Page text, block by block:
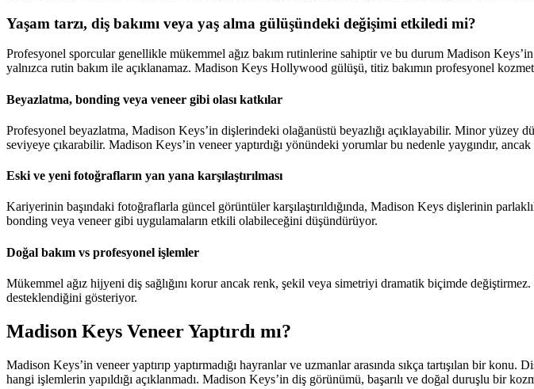
Yaşam tarzı, diş bakımı veya yaş alma gülüşündeki değişimi etkiledi mi?
Profesyonel sporcular genellikle mükemmel ağız bakım rutinlerine sahiptir ve bu durum Madison
yalnızca rutin bakım ile açıklanamaz. Madison Keys Hollywood gülüşü, titiz bakımın profesyonel
Beyazlatma, bonding veya veneer gibi olası katkılar
Profesyonel beyazlatma, Madison Keys’in dişlerindeki olağanüstü beyazlığı açıklayabilir. Minor
seviyeye çıkarabilir. Madison Keys’in veneer yaptırdığı yönündeki yorumlar bu nedenle yaygındır,
Eski ve yeni fotoğrafların yan yana karşılaştırılması
Kariyerinin başındaki fotoğraflarla güncel görüntüler karşılaştırıldığında, Madison Keys dişlerinin
bonding veya veneer gibi uygulamaların etkili olabileceğini düşündürüyor.
Doğal bakım vs profesyonel işlemler
Mükemmel ağız hijyeni diş sağlığını korur ancak renk, şekil veya simetriyi dramatik biçimde
desteklendiğini gösteriyor.
Madison Keys Veneer Yaptırdı mı?
Madison Keys’in veneer yaptırıp yaptırmadığı hayranlar ve uzmanlar arasında sıkça tartışılan bir
hangi işlemlerin yapıldığı açıklanmadı. Madison Keys’in diş görünümü, başarılı ve doğal duruşlu bir